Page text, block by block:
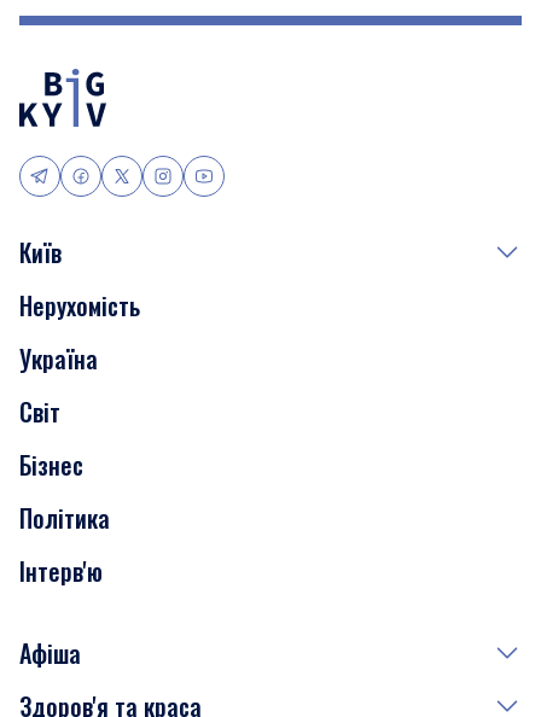
Київ
Події
Скандали
Нерухомість
Транспорт
Нерухомість
Україна
Світ
Бізнес
Політика
Інтерв'ю
Афіша
Здоров'я та краса